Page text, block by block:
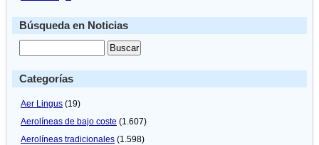
Búsqueda en Noticias
Categorías
Aer Lingus (19)
Aerolíneas de bajo coste (1.607)
Aerolíneas tradicionales (1.598)